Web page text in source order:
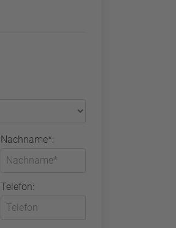
Nachname*:
Telefon: